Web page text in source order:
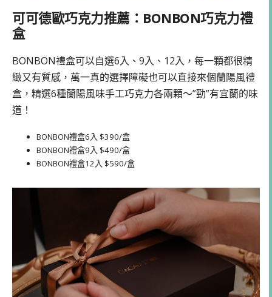
可可德歐巧克力推薦：BONBON巧克力禮
盒
BONBON禮盒可以自選6入、9入、12入，每一顆都很精
緻又有質感，萬一真的選擇障礙也可以直接來個蘭陽風禮
盒，精選6種蘭陽風味手工巧克力各兩顆～”勁”有宜蘭的味
道！
BONBON禮盒6入 $390/盒
BONBON禮盒9入 $490/盒
BONBON禮盒12入 $590/盒